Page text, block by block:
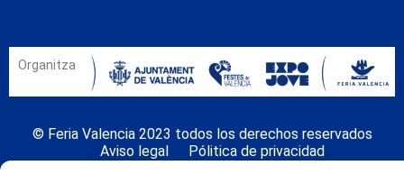
Organitza
© Feria Valencia 2023 todos los derechos reservados
Aviso legal
Pólitica de privacidad